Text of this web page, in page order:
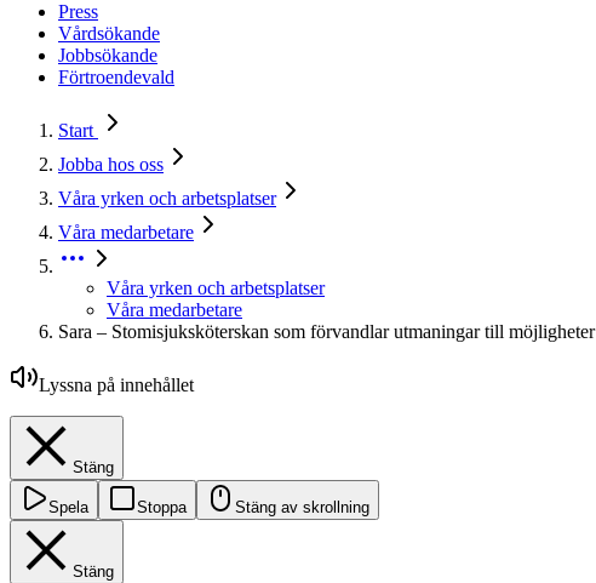
Press
Vårdsökande
Jobbsökande
Förtroendevald
Start
Jobba hos oss
Våra yrken och arbetsplatser
Våra medarbetare
Våra yrken och arbetsplatser
Våra medarbetare
Sara – Stomisjuksköterskan som förvandlar utmaningar till möjligheter
Lyssna på innehållet
Stäng
Spela Stoppa Stäng av skrollning
Stäng